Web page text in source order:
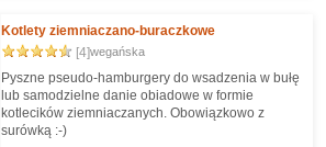
z soi. Wyszło fenomenalnie pyszne. Od dziś tofu
będzie stałym składnikiem moich dań :-)
Kotlety ziemniaczano-buraczkowe
[4]wegańska
Pyszne pseudo-hamburgery do wsadzenia w bułę
lub samodzielne danie obiadowe w formie
kotlecików ziemniaczanych. Obowiązkowo z
surówką :-)